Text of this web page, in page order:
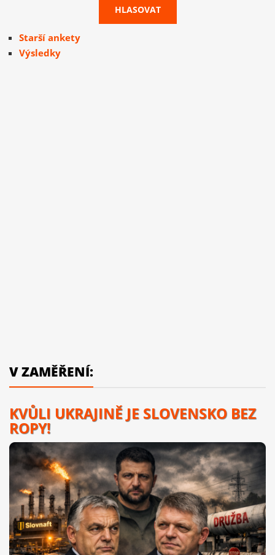
Starší ankety
Výsledky
V ZAMĚŘENÍ:
KVŮLI UKRAJINĚ JE SLOVENSKO BEZ
ROPY!